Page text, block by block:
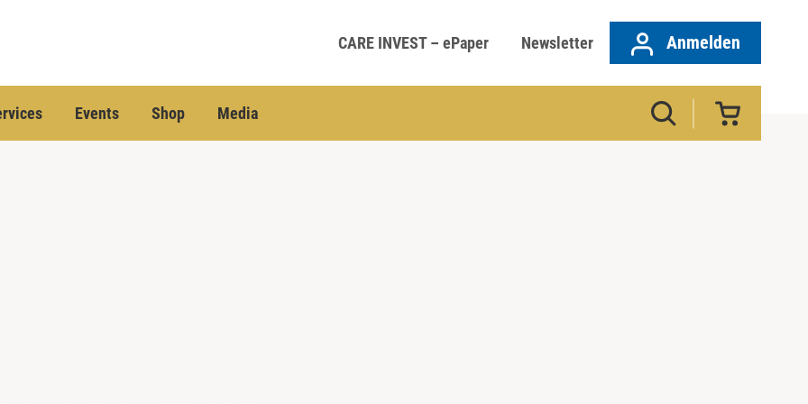
CARE INVEST – ePaper Newsletter Anmelden
Events Shop Media